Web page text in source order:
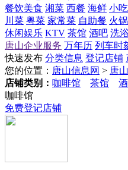
餐饮美食 湘菜 西餐 海鲜 小吃
川菜 粤菜 家常菜 自助餐 火锅
休闲娱乐 KTV 茶馆 酒吧 洗浴
唐山企业服务 万年历 列车时
快速发布 分类信息 登记店铺
您的位置： 唐山信息网 > 唐
店铺类别： 咖啡馆 茶馆
咖啡馆
免费登记店铺